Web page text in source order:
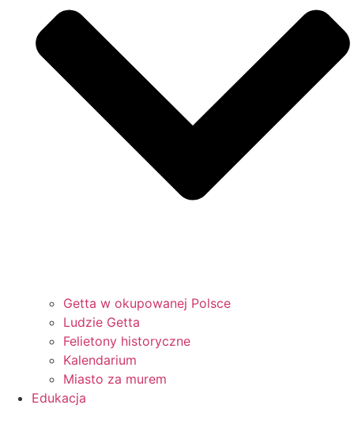
Getta w okupowanej Polsce
Ludzie Getta
Felietony historyczne
Kalendarium
Miasto za murem
Edukacja